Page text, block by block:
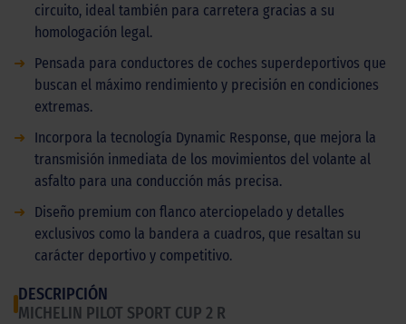
circuito, ideal también para carretera gracias a su
homologación legal.
➜
Pensada para conductores de coches superdeportivos que
buscan el máximo rendimiento y precisión en condiciones
extremas.
➜
Incorpora la tecnología Dynamic Response, que mejora la
transmisión inmediata de los movimientos del volante al
asfalto para una conducción más precisa.
➜
Diseño premium con flanco aterciopelado y detalles
exclusivos como la bandera a cuadros, que resaltan su
carácter deportivo y competitivo.
DESCRIPCIÓN
MICHELIN PILOT SPORT CUP 2 R